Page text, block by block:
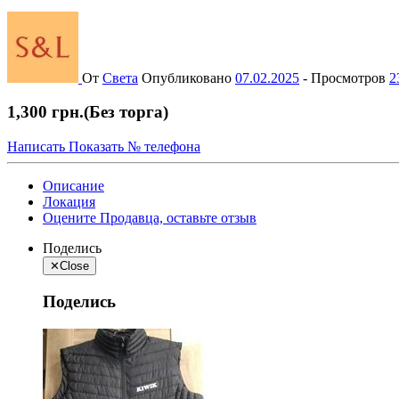
От Света Опубликовано 07.02.2025 - Просмотров
1,300 грн.(Без торга)
Написать Показать № телефона
Описание
Локация
Оцените Продавца, оставьте отзыв
Поделись
✕Close
Поделись